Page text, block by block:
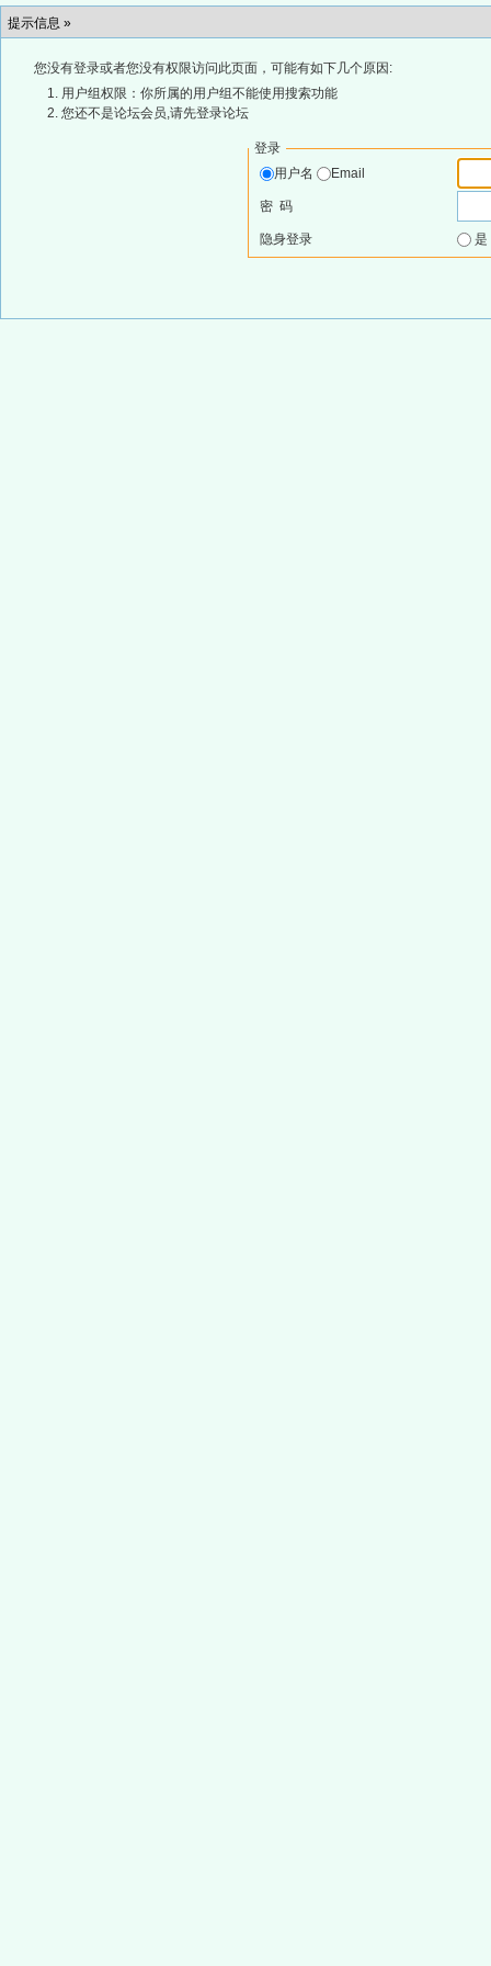
提示信息 »
您没有登录或者您没有权限访问此页面，可能有如下几个原因:
用户组权限：你所属的用户组不能使用搜索功能
您还不是论坛会员,请先登录论坛
登录
用户名
Email
密 码
隐身登录